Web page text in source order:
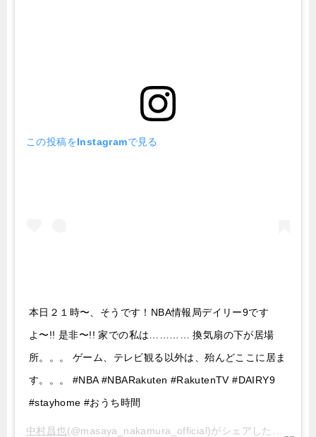
この投稿をInstagramで見る
本日２１時〜、そうです！NBA情報局デイリー9です
よ〜!! 是非〜!! 家での私は………… 換気扇の下が居場
所。。。 ゲーム、テレビ観る以外は、殆んどここに居ま
す。。。 #NBA #NBARakuten #RakutenTV #DAIRY9
#stayhome #おうち時間
中村昌也 (@masaya_nakamura_official)がシェアした投稿 –